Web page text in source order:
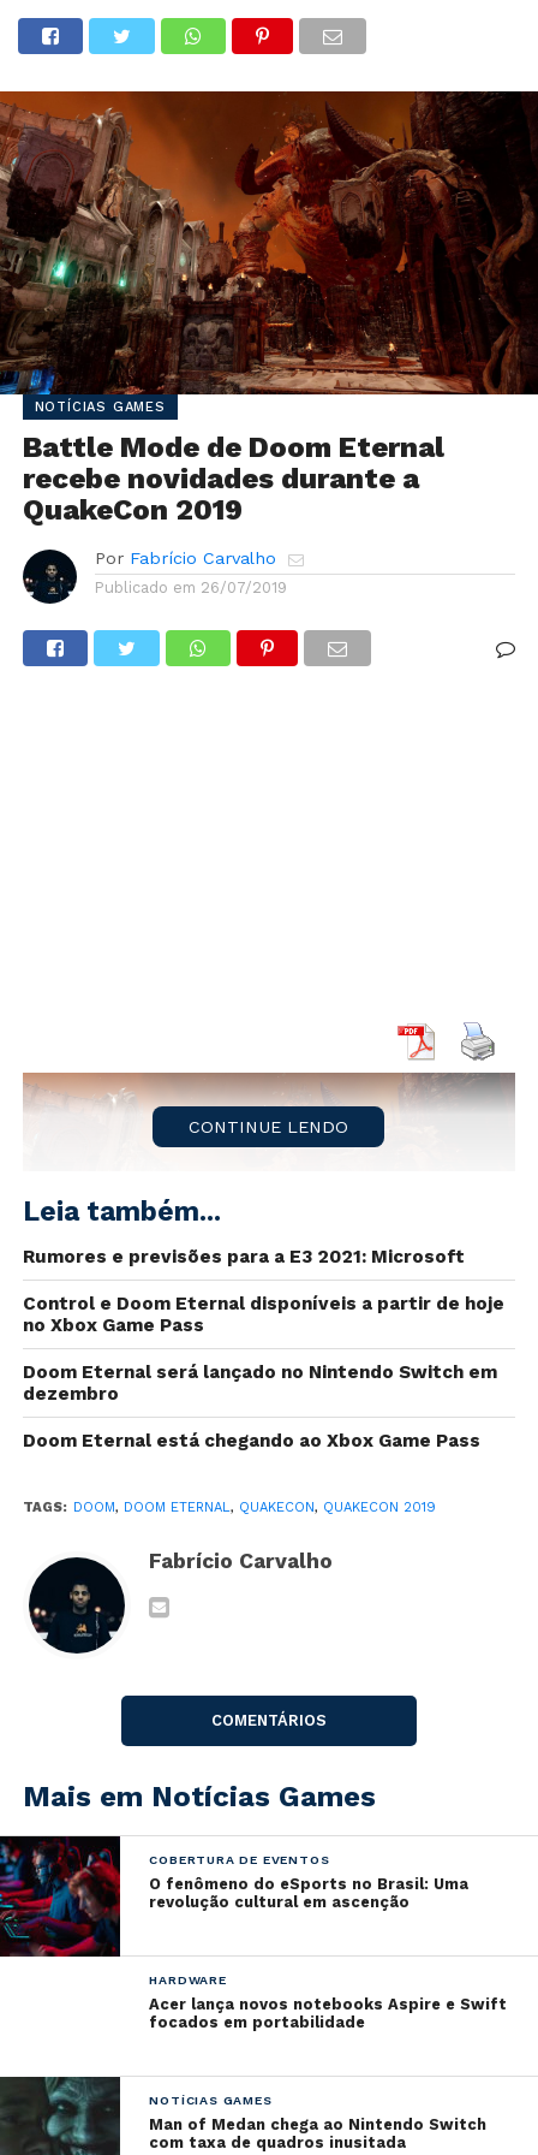
NOTÍCIAS GAMES
Battle Mode de Doom Eternal
recebe novidades durante a
QuakeCon 2019
Por Fabrício Carvalho
Publicado em 26/07/2019
Nesta sexta-feira (26) ocorreu a conferência principal
da edição 2019 daQuakeCon, a convenção anual
exclusiva da franquiaDOOM, com a presença do
Hugo Martin.
CONTINUE LENDO
Leia também...
Rumores e previsões para a E3 2021: Microsoft
Control e Doom Eternal disponíveis a partir de hoje
no Xbox Game Pass
Doom Eternal será lançado no Nintendo Switch em
dezembro
Doom Eternal está chegando ao Xbox Game Pass
TAGS: DOOM, DOOM ETERNAL, QUAKECON, QUAKECON 2019
Fabrício Carvalho
COMENTÁRIOS
Mais em Notícias Games
COBERTURA DE EVENTOS
O fenômeno do eSports no Brasil: Uma
revolução cultural em ascenção
HARDWARE
Acer lança novos notebooks Aspire e Swift
focados em portabilidade
NOTÍCIAS GAMES
Man of Medan chega ao Nintendo Switch
com taxa de quadros inusitada